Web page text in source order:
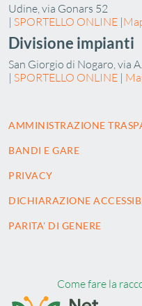
Udine, via Gonars 52
| SPORTELLO ONLINE |
Divisione impianti
San Giorgio di Nogaro, via
| SPORTELLO ONLINE |
AMMINISTRAZIONE
BANDI E GARE
PRIVACY
DICHIARAZIONE
PARITA' DI GENERE
Come fare la